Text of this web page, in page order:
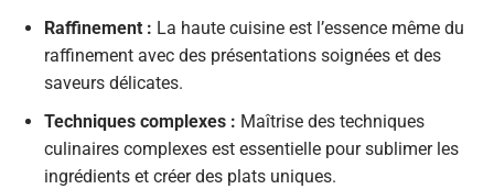
Raffinement : La haute cuisine est l’essence même du
raffinement avec des présentations soignées et des
saveurs délicates.
Techniques complexes : Maîtrise des techniques
culinaires complexes est essentielle pour sublimer les
ingrédients et créer des plats uniques.